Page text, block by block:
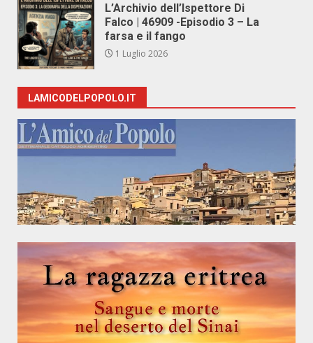
L’Archivio dell’Ispettore Di
Falco | 46909 -Episodio 3 – La
farsa e il fango
1 Luglio 2026
LAMICODELPOPOLO.IT